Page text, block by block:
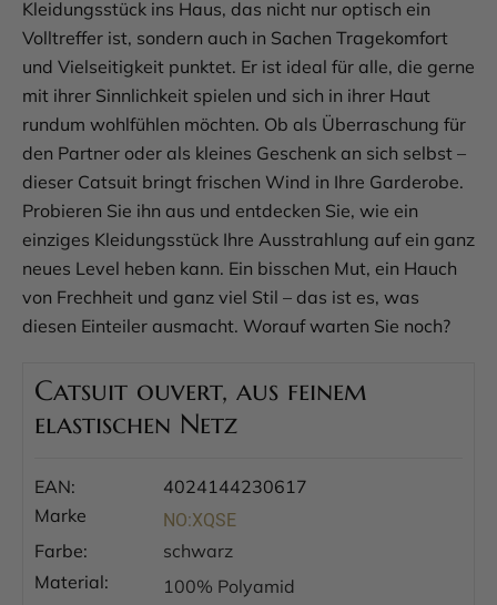
Kleidungsstück ins Haus, das nicht nur optisch ein
Volltreffer ist, sondern auch in Sachen Tragekomfort
und Vielseitigkeit punktet. Er ist ideal für alle, die gerne
mit ihrer Sinnlichkeit spielen und sich in ihrer Haut
rundum wohlfühlen möchten. Ob als Überraschung für
den Partner oder als kleines Geschenk an sich selbst –
dieser Catsuit bringt frischen Wind in Ihre Garderobe.
Probieren Sie ihn aus und entdecken Sie, wie ein
einziges Kleidungsstück Ihre Ausstrahlung auf ein ganz
neues Level heben kann. Ein bisschen Mut, ein Hauch
von Frechheit und ganz viel Stil – das ist es, was
diesen Einteiler ausmacht. Worauf warten Sie noch?
Catsuit ouvert, aus feinem
elastischen Netz
EAN:
4024144230617
Marke
NO:XQSE
Farbe:
schwarz
Material:
100% Polyamid